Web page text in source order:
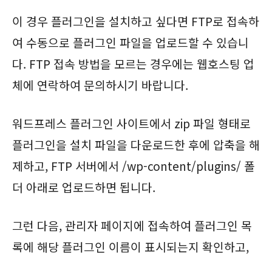
이 경우 플러그인을 설치하고 싶다면 FTP로 접속하
여 수동으로 플러그인 파일을 업로드할 수 있습니
다. FTP 접속 방법을 모르는 경우에는 웹호스팅 업
체에 연락하여 문의하시기 바랍니다.
워드프레스 플러그인 사이트에서 zip 파일 형태로
플러그인을 설치 파일을 다운로드한 후에 압축을 해
제하고, FTP 서버에서 /wp-content/plugins/ 폴
더 아래로 업로드하면 됩니다.
그런 다음, 관리자 페이지에 접속하여 플러그인 목
록에 해당 플러그인 이름이 표시되는지 확인하고,